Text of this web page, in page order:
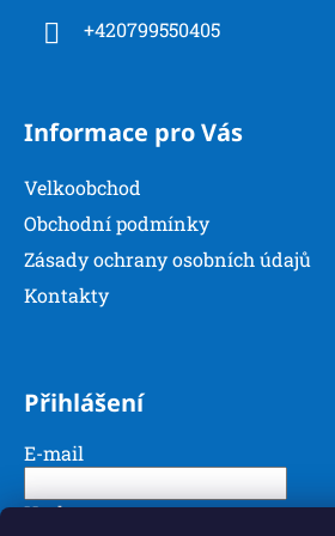
+420799550405
Informace pro Vás
Velkoobchod
Obchodní podmínky
Zásady ochrany osobních údajů
Kontakty
Přihlášení
E-mail
Heslo